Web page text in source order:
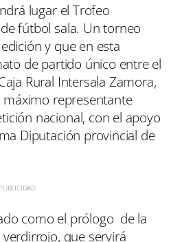
lugar el Trofeo
fútbol sala. Un torneo
y que en esta
de partido único entre el
Rural Intersala Zamora,
máximo representante
nacional, con el apoyo
Diputación provincial de
como el prólogo de la
que servirá